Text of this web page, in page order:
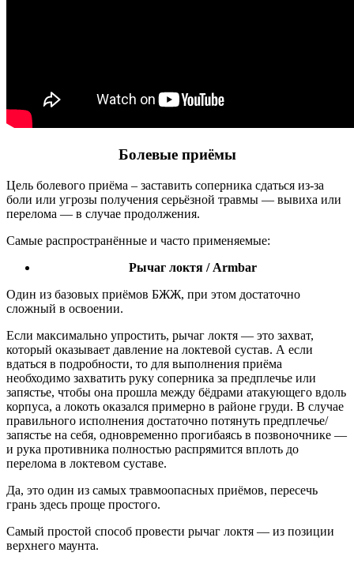
Болевые приёмы
Цель болевого приёма – заставить соперника сдаться из-за
боли или угрозы получения серьёзной травмы — вывиха или
перелома — в случае продолжения.
Самые распространённые и часто применяемые:
Рычаг локтя / Armbar
Один из базовых приёмов БЖЖ, при этом достаточно
сложный в освоении.
Если максимально упростить, рычаг локтя — это захват,
который оказывает давление на локтевой сустав. А если
вдаться в подробности, то для выполнения приёма
необходимо захватить руку соперника за предплечье или
запястье, чтобы она прошла между бёдрами атакующего вдоль
корпуса, а локоть оказался примерно в районе груди. В случае
правильного исполнения достаточно потянуть предплечье/
запястье на себя, одновременно прогибаясь в позвоночнике —
и рука противника полностью распрямится вплоть до
перелома в локтевом суставе.
Да, это один из самых травмоопасных приёмов, пересечь
грань здесь проще простого.
Самый простой способ провести рычаг локтя — из позиции
верхнего маунта.